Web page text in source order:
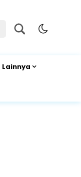
Lainnya